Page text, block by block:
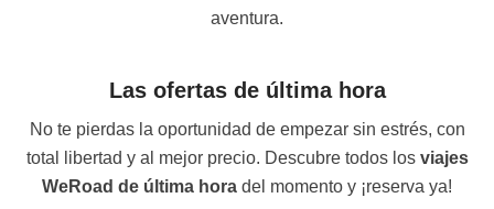
aventura.
Las ofertas de última hora
No te pierdas la oportunidad de empezar sin estrés, con
total libertad y al mejor precio. Descubre todos los viajes
WeRoad de última hora del momento y ¡reserva ya!
5 días 5 8 días